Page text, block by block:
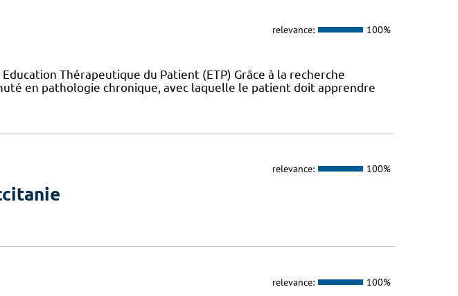
relevance: 100%
Thérapeutique du Patient (ETP) Grâce à la recherche
en pathologie chronique, avec laquelle le patient doit apprendre
relevance: 100%
relevance: 100%